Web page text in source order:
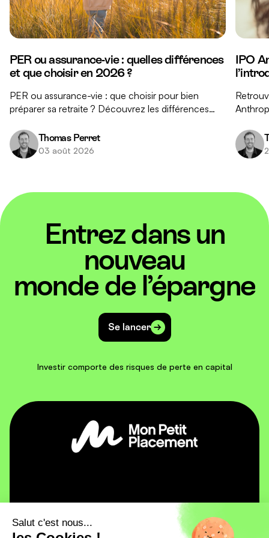
Salut c'est nous...
PER ou assurance-vie : quelles différences
et que choisir en 2026 ?
PER ou assurance-vie : que choisir pour bien
préparer sa retraite ? Découvrez les différences
pour faire le bon choix.
Thomas Perret
03 août 2026
IPO
Entrez dans un
nouveau
monde de l’épargne
Se lancer
Investir comporte des risques de perte en capital
Mon Petit Placement
Pourquoi Mon Petit Placement ?
Investir